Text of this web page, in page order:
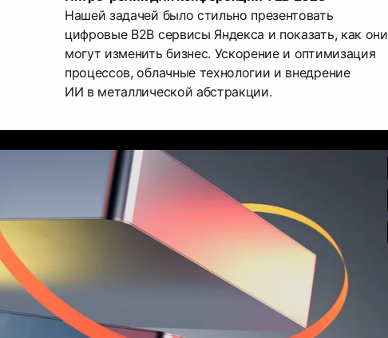
Нашей задачей было стильно презентовать
цифровые B2B сервисы Яндекса и показать, как они
могут изменить бизнес. Ускорение и оптимизация
процессов, облачные технологии и внедрение
ИИ в металлической абстракции.